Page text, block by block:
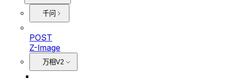
千问
POST
Z-Image
万相V2